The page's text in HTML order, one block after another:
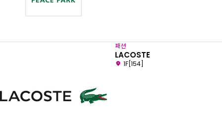
패션
LACOSTE
1F[154]